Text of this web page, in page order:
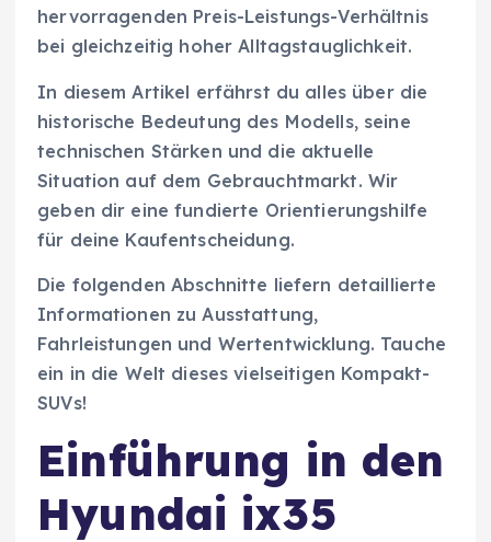
hervorragenden Preis-Leistungs-Verhältnis
bei gleichzeitig hoher Alltagstauglichkeit.
In diesem Artikel erfährst du alles über die
historische Bedeutung des Modells, seine
technischen Stärken und die aktuelle
Situation auf dem Gebrauchtmarkt. Wir
geben dir eine fundierte Orientierungshilfe
für deine Kaufentscheidung.
Die folgenden Abschnitte liefern detaillierte
Informationen zu Ausstattung,
Fahrleistungen und Wertentwicklung. Tauche
ein in die Welt dieses vielseitigen Kompakt-
SUVs!
Einführung in den
Hyundai ix35